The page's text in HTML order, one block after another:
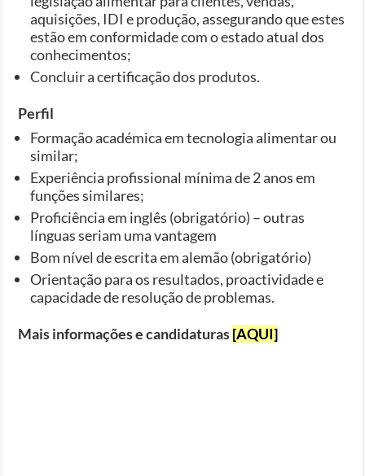
aquisições, IDI e produção, assegurando que estes
estão em conformidade com o estado atual dos
conhecimentos;
Concluir a certificação dos produtos.
Perfil
Formação académica em tecnologia alimentar ou
similar;
Experiência profissional mínima de 2 anos em
funções similares;
Proficiência em inglês (obrigatório) – outras
línguas seriam uma vantagem
Bom nível de escrita em alemão (obrigatório)
Orientação para os resultados, proactividade e
capacidade de resolução de problemas.
Mais informações e candidaturas[AQUI]